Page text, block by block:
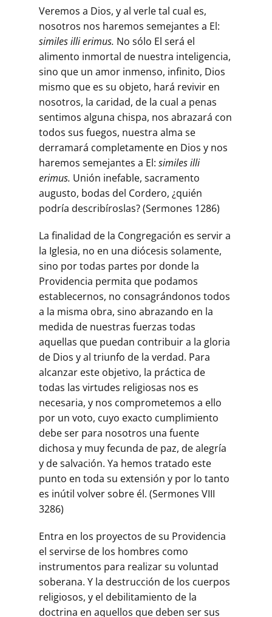
Veremos a Dios, y al verle tal cual es,
nosotros nos haremos semejantes a El:
similesilli erimus. No sólo El será el
alimento inmortal de nuestra inteligencia,
sino que un amor inmenso, infinito, Dios
mismo que es su objeto, hará revivir en
nosotros, la caridad, de la cual a penas
sentimos alguna chispa, nos abrazará con
todos sus fuegos, nuestra alma se
derramará completamente en Dios y nos
haremos semejantes a El: similes illi
erimus. Unión inefable, sacramento
augusto, bodas del Cordero, ¿quién
podría describíroslas? (Sermones 1286)
La finalidad de la Congregación es servir a
la Iglesia, no en una diócesis solamente,
sino por todas partes por donde la
Providencia permita que podamos
establecernos, no consagrándonos todos
a la misma obra, sino abrazando en la
medida de nuestras fuerzas todas
aquellas que puedan contribuir a la gloria
de Dios y al triunfo de la verdad. Para
alcanzar este objetivo, la práctica de
todas las virtudes religiosas nos es
necesaria, y nos comprometemos a ello
por un voto, cuyo exacto cumplimiento
debe ser para nosotros una fuente
dichosa y muy fecunda de paz, de alegría
y de salvación. Ya hemos tratado este
punto en toda su extensión y por lo tanto
es inútil volver sobre él. (Sermones VIII
3286)
Entra en los proyectos de su Providencia
el servirse de los hombres como
instrumentos para realizar su voluntad
soberana. Y la destrucción de los cuerpos
religiosos, y el debilitamiento de la
doctrina en aquellos que deben ser sus